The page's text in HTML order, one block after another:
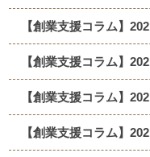
【創業支援コラム】
【創業支援コラム】
【創業支援コラム】
【創業支援コラム】